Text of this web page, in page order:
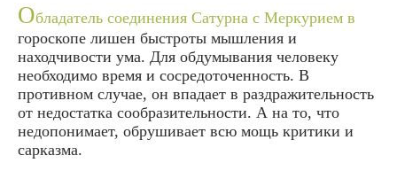
Обладатель соединения Сатурна с Меркурием в
гороскопе лишен быстроты мышления и
находчивости ума. Для обдумывания человеку
необходимо время и сосредоточенность. В
противном случае, он впадает в раздражительность
от недостатка сообразительности. А на то, что
недопонимает, обрушивает всю мощь критики и
сарказма.